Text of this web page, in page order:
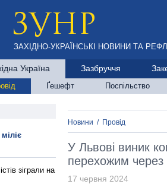
ЗАХІДНО-УКРАЇНСЬКІ НОВИНИ ТА
Україна Зазбруччя
Ґешефт Поспільство
зіграли на
Новини / Провід
У Львові виник
перехожим через
17 червня 2024